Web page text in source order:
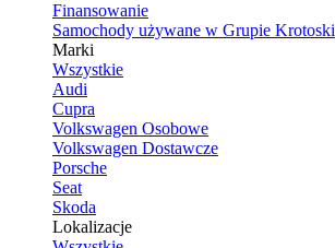
Finansowanie
Samochody używane w Grupie Krotoski
Marki
Wszystkie
Audi
Cupra
Volkswagen Osobowe
Volkswagen Dostawcze
Porsche
Seat
Skoda
Lokalizacje